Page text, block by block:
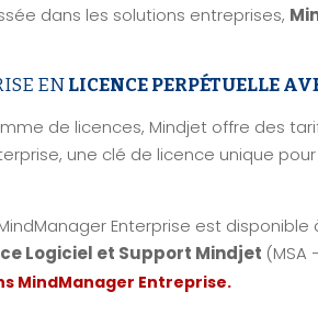
dans les solutions entreprises,
ENLICENCE PERPÉTUELLE
de licences, Mindjet offre des
une clé de licence unique
Enterprise est disponible
Logiciel et Support Mindjet (MSA
MindManager Entreprise.